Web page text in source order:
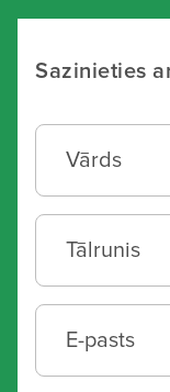
Sazinieties